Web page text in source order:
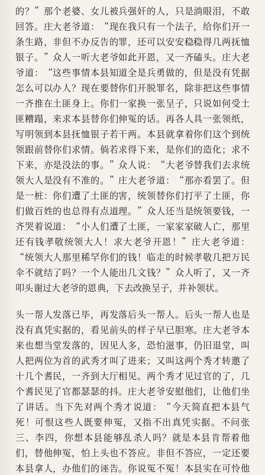
的？”那个老婆、女儿被兵强奸的人，只是淌眼泪，不敢
回答。庄大老爷道：“现在我只有一个法子，给你们开一
条生路，非但不办反告的罪，还可以安安稳稳得几两抚恤
银子。”众人一听大老爷如此开恩，又一齐磕头。庄大老
爷道：“这些事情本县知道全是兵勇做的，但是没有凭据
怎么可以办人？现在要替你们开脱罪名，除非把这些事情
一齐推在土匪身上。你们一家换一张呈子，只说如何受土
匪糟蹋，来求本县替你们伸冤的话。再各人具一张领纸，
写明领到本县抚恤银子若干两。本县就拿着你们这个到统
领跟前替你们求情。倘若求得下来，是你们的造化；求不
下来，亦是没法的事。”众人说：“大老爷替我们去求统
领大人是没有不准的。”庄大老爷道：“那亦看罢了。但
是一桩：你们遭了土匪的害，统领替你们打平了土匪，你
们做百姓的也总得有点道理。”众人还当是统领要钱，一
齐哭着说道：“小人们遭了土匪，一家家家破人亡，那里
还有钱孝敬统领大人！求大老爷开恩！”庄大老爷道：
“统领大人那里稀罕你们的钱！临走的时候孝敬几把万民
伞不就结了吗？一个人能出几文钱？”众人听了，又一齐
叩头谢过大老爷的恩典，下去改换呈子，并补领状。
头一帮人发落已毕，再发落后头一帮人。后头一帮人也是
没有真凭实据的，看见前头的样子早已胆寒。庄大老爷本
来也想当堂发落的，因见人多，恐怕滋事，仍旧退堂，叫
人把两位为首的武秀才叫了进来；又叫这两个秀才转邀了
十几个耆民，一齐到大厅相见。两个秀才见过官的了，几
个耆民见了官都瑟瑟的抖。庄大老爷安慰他们，让他们坐
了讲话。当下先对两个秀才说道：“今天简直把本县气
死！可恨这些人既要伸冤，又指不出真凭实据。不问张
三、李四，你想本县能够乱杀人吗？就是本县肯帮着他
们，替他伸冤，怕上头也不答应。非但不答应，一定还要
本县拿人，办他们的诬告。你说冤不冤！本县实在可怜他